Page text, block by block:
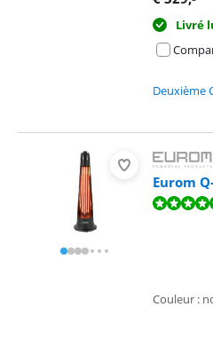
Livré
Deuxième
Eurom
La note est de 8,7 sur 10, basée sur 4
Couleur :